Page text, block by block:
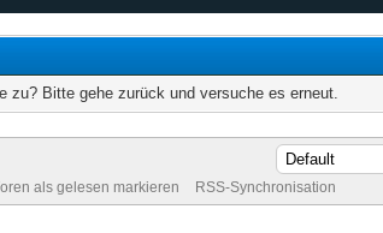
zu? Bitte gehe zurück und versuche es erneut.
als gelesen markieren RSS-Synchronisation